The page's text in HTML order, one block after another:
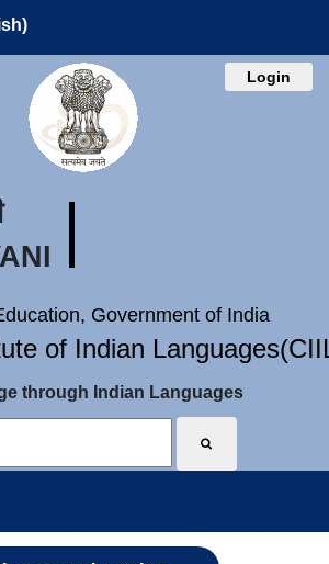
Login
Government of India
of Indian
through Indian Languages